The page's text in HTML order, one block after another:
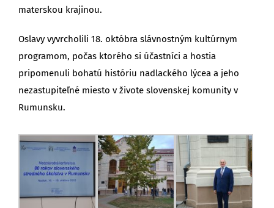
materskou krajinou.
Oslavy vyvrcholili 18. októbra slávnostným kultúrnym
programom, počas ktorého si účastníci a hostia
pripomenuli bohatú históriu nadlackého lýcea a jeho
nezastupiteľné miesto v živote slovenskej komunity v
Rumunsku.